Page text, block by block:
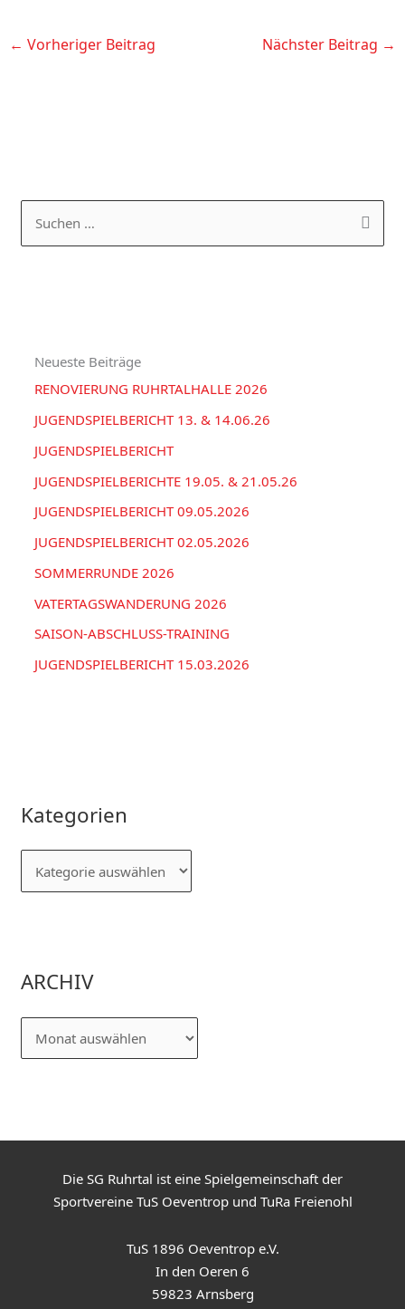
← Vorheriger Beitrag Nächster Beitrag →
Neueste Beiträge
RENOVIERUNG RUHRTALHALLE 2026
JUGENDSPIELBERICHT 13. & 14.06.26
JUGENDSPIELBERICHT
JUGENDSPIELBERICHTE 19.05. & 21.05.26
JUGENDSPIELBERICHT 09.05.2026
JUGENDSPIELBERICHT 02.05.2026
SOMMERRUNDE 2026
VATERTAGSWANDERUNG 2026
SAISON-ABSCHLUSS-TRAINING
JUGENDSPIELBERICHT 15.03.2026
Kategorien
ARCHIV
Die SG Ruhrtal ist eine Spielgemeinschaft der
Sportvereine TuS Oeventrop und TuRa Freienohl
TuS 1896 Oeventrop e.V.
In den Oeren 6
59823 Arnsberg